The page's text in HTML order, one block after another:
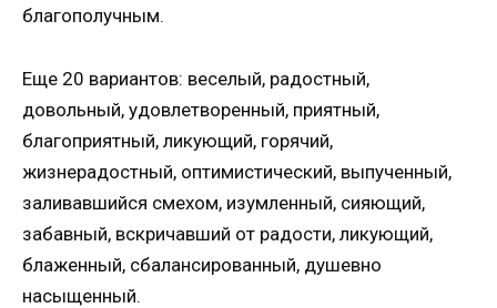
благополучным.
Еще 20 вариантов: веселый, радостный,
довольный, удовлетворенный, приятный,
благоприятный, ликующий, горячий,
жизнерадостный, оптимистический, выпученный,
заливавшийся смехом, изумленный, сияющий,
забавный, вскричавший от радости, ликующий,
блаженный, сбалансированный, душевно
насыщенный.